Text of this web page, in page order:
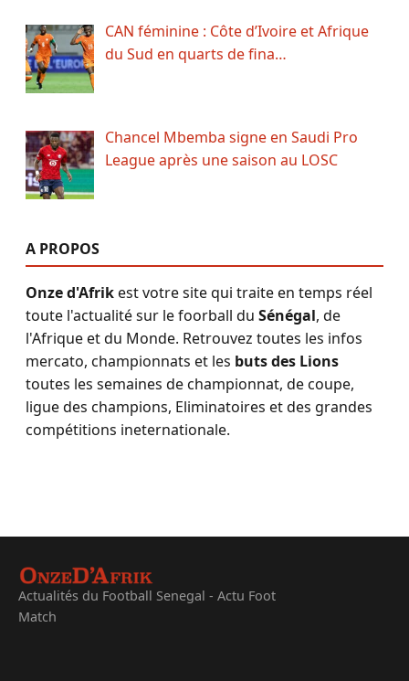
CAN féminine : Côte d’Ivoire et Afrique
du Sud en quarts de fina…
Chancel Mbemba signe en Saudi Pro
League après une saison au LOSC
A PROPOS
Onze d'Afrikest votre site qui traite en temps réel
toute l'actualité sur le foorball du Sénégal, de
l'Afrique et du Monde. Retrouvez toutes les infos
mercato, championnats et les buts des Lions
toutes les semaines de championnat, de coupe,
ligue des champions, Eliminatoires et des grandes
compétitions ineternationale.
Actualités du Football Senegal - Actu Foot
Match